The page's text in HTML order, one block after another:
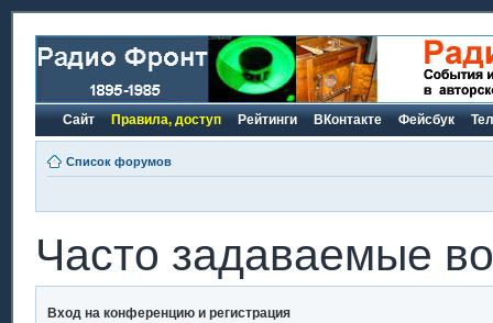
Сайт Правила, доступ Рейтинги ВКонтакте Фейсбук
Список форумов
Часто задаваемые
Вход на конференцию и регистрация